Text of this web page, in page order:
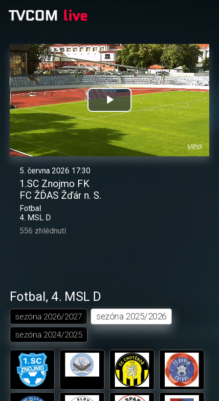
Přehrát
video
5. června 2026 17:30
1.SC Znojmo FK
FC ŽĎAS Žďár n. S.
Fotbal
4. MSL D
556 zhlédnutí
Fotbal, 4. MSL D
sezóna 2026/2027 sezóna 2025/2026
sezóna 2024/2025